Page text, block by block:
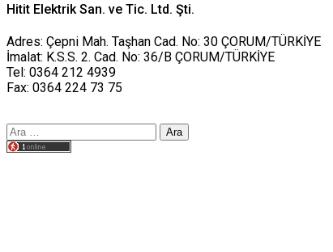
Hitit Elektrik San. ve Tic. Ltd. Şti.
Adres: Çepni Mah. Taşhan Cad. No: 30 ÇORUM/TÜRKİYE
İmalat: K.S.S. 2. Cad. No: 36/B ÇORUM/TÜRKİYE
Tel: 0364 212 4939
Fax: 0364 224 73 75
Arama: